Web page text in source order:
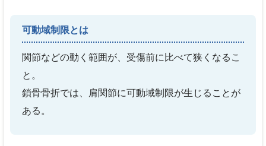
可動域制限とは
関節などの動く範囲が、受傷前に比べて狭くなるこ
と。
鎖骨骨折では、肩関節に可動域制限が生じることが
ある。